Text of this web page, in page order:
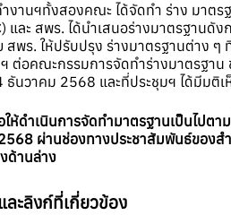
งานฯทั้งสองคณะ ได้จัดทำ ร่าง มาต
และ สพร. ได้นำเสนอร่างมาตรฐาน
สพร. ให้ปรับปรุง ร่างมาตรฐานต่าง ๆ
ต่อคณะกรรมการจัดทำร่างมาตรฐา
ธันวาคม 2568 และที่ประชุมฯ ได้มีมติ
ให้ดำเนินการจัดทำมาตรฐานเป็นไป
ผ่านช่องทางประชาสัมพันธ์ของส
ด้านล่าง
ละลิงก์ที่เกี่ยวข้อง